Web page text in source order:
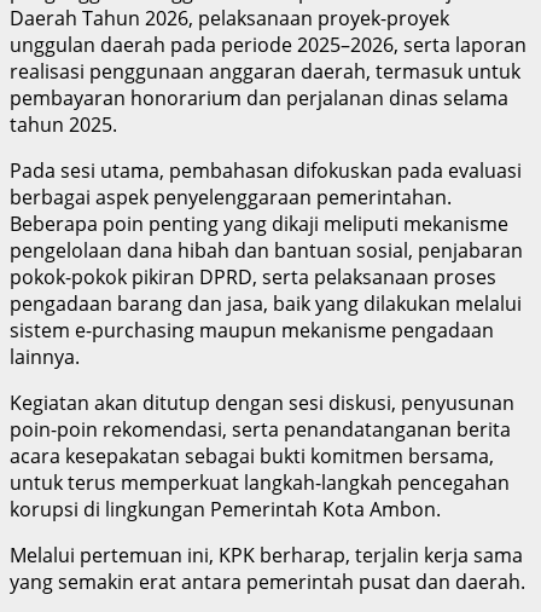
Daerah Tahun 2026, pelaksanaan proyek-proyek
unggulan daerah pada periode 2025–2026, serta laporan
realisasi penggunaan anggaran daerah, termasuk untuk
pembayaran honorarium dan perjalanan dinas selama
tahun 2025.
Pada sesi utama, pembahasan difokuskan pada evaluasi
berbagai aspek penyelenggaraan pemerintahan.
Beberapa poin penting yang dikaji meliputi mekanisme
pengelolaan dana hibah dan bantuan sosial, penjabaran
pokok-pokok pikiran DPRD, serta pelaksanaan proses
pengadaan barang dan jasa, baik yang dilakukan melalui
sistem e-purchasing maupun mekanisme pengadaan
lainnya.
Kegiatan akan ditutup dengan sesi diskusi, penyusunan
poin-poin rekomendasi, serta penandatanganan berita
acara kesepakatan sebagai bukti komitmen bersama,
untuk terus memperkuat langkah-langkah pencegahan
korupsi di lingkungan Pemerintah Kota Ambon.
Melalui pertemuan ini, KPK berharap, terjalin kerja sama
yang semakin erat antara pemerintah pusat dan daerah.